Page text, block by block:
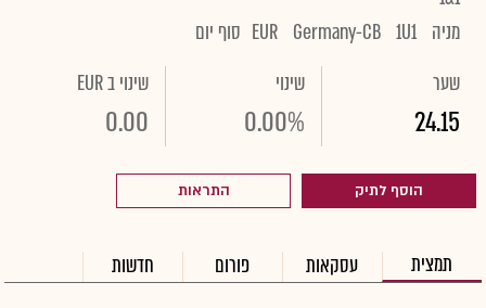
מניה 1U1
Germany-CB
EUR סוף יום
שער
24.15
שינוי
0.00%
שינוי ב EUR
0.00
הוסף לתיק התראות
תמצית עסקאות פורום חדשות